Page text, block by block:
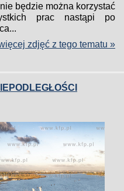
będzie można korzystać
prac nastąpi po
zdjęć z tego tematu »